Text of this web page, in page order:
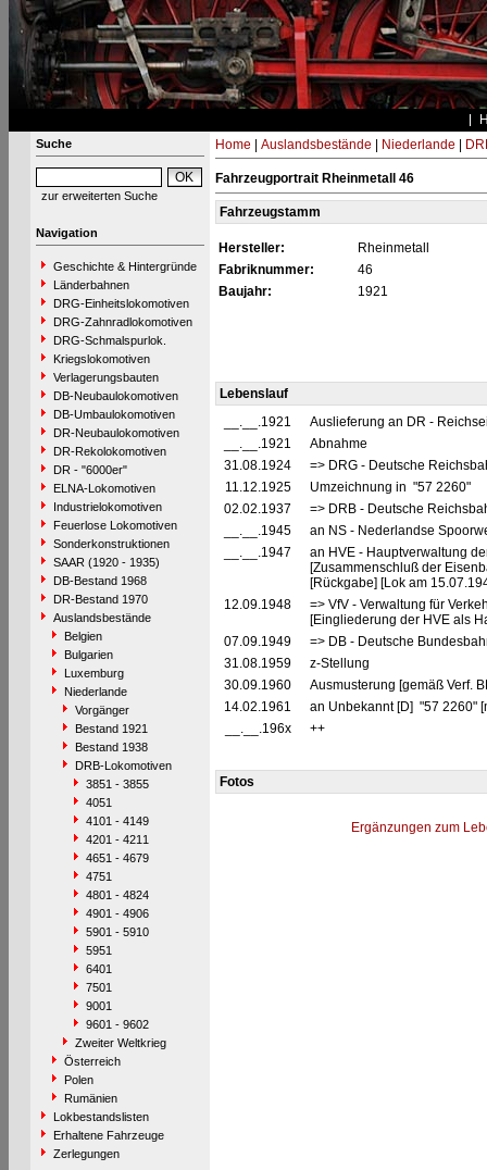
Suche
zur erweiterten Suche
Navigation
Geschichte & Hintergründe
Länderbahnen
DRG-Einheitslokomotiven
DRG-Zahnradlokomotiven
DRG-Schmalspurlok.
Kriegslokomotiven
Verlagerungsbauten
DB-Neubaulokomotiven
DB-Umbaulokomotiven
DR-Neubaulokomotiven
DR-Rekolokomotiven
DR - "6000er"
ELNA-Lokomotiven
Industrielokomotiven
Feuerlose Lokomotiven
Sonderkonstruktionen
SAAR (1920 - 1935)
DB-Bestand 1968
DR-Bestand 1970
Auslandsbestände
Belgien
Bulgarien
Luxemburg
Niederlande
Vorgänger
Bestand 1921
Bestand 1938
DRB-Lokomotiven
3851 - 3855
4051
4101 - 4149
4201 - 4211
4651 - 4679
4751
4801 - 4824
4901 - 4906
5901 - 5910
5951
6401
7501
9001
9601 - 9602
Zweiter Weltkrieg
Österreich
Polen
Rumänien
Lokbestandslisten
Erhaltene Fahrzeuge
Zerlegungen
Home Auslandsbestände Niederlande
Fahrzeugportrait Rheinmetall 46
Fahrzeugstamm
Hersteller:
Rheinmetall
Fabriknummer:
46
Baujahr:
1921
Lebenslauf
__.__.1921
Auslieferung an DR -
__.__.1921
Abnahme
31.08.1924
=> DRG - Deutsche
11.12.1925
Umzeichnung in "57 2260"
02.02.1937
=> DRB - Deutsche
__.__.1945
an NS - Nederlandse
__.__.1947
an HVE - Hauptverwaltung
[Zusammenschluß der
[Rückgabe] [Lok am
12.09.1948
=> VfV - Verwaltung für
[Eingliederung der HVE als
07.09.1949
=> DB - Deutsche
31.08.1959
z-Stellung
30.09.1960
Ausmusterung [gemäß Verf.
14.02.1961
an Unbekannt [D] "57 2260"
__.__.196x
++
Fotos
Ergänzungen zum